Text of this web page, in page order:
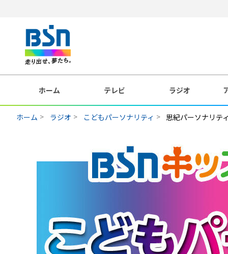
ホーム テレビ ラジオ
ホーム ラジオ こどもパーソナリティ 思紀パーソナリテ